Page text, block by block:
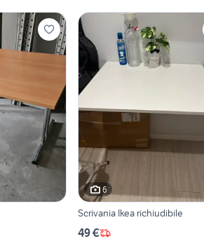
6
Scrivania Ikea richiudibile
49 €